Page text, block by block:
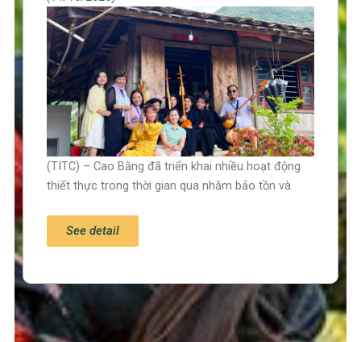
Trang chủ
(TITC) – Cao Bằng đã triển khai nhiều hoạt động
thiết thực trong thời gian qua nhằm bảo tồn và
See detail